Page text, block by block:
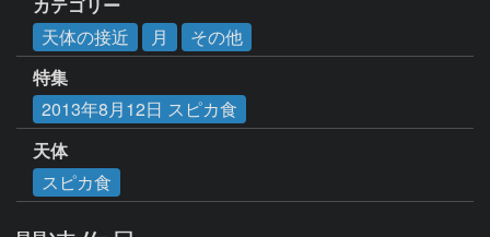
天体の接近
月
その他
特集
2013年8月12日 スピカ食
天体
スピカ食